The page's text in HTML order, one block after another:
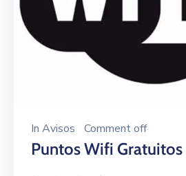
In Avisos Comment off
Puntos Wifi Gratuitos